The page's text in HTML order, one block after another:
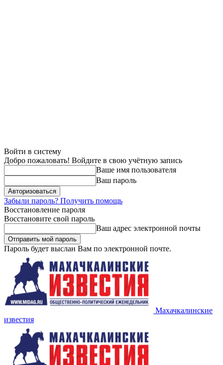
Войти в систему
Добро пожаловать! Войдите в свою учётную запись
Ваше имя пользователя
Ваш пароль
Забыли пароль? Получить помощь
Восстановление пароля
Восстановите свой пароль
Ваш адрес электронной почты
Пароль будет выслан Вам по электронной почте.
Махачкалинские
известия